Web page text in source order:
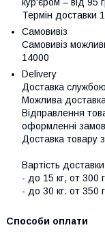
Термін доставки
Самовивіз
Самовивіз
14000
Delivery
Доставка службою
Можлива
Відправлення
оформленні
Доставка товару
Вартість
- до 15 кг, от 300
- до 30 кг. от 350
Способи оплати